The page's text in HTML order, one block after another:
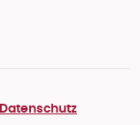
Datenschutz